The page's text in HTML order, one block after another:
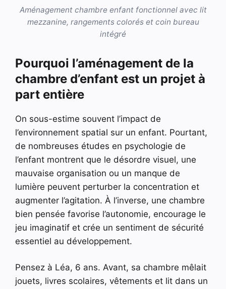
Aménagement chambre enfant fonctionnel avec lit
mezzanine, rangements colorés et coin bureau
intégré
Pourquoi l’aménagement de la
chambre d’enfant est un projet à
part entière
On sous-estime souvent l’impact de
l’environnement spatial sur un enfant. Pourtant,
de nombreuses études en psychologie de
l’enfant montrent que le désordre visuel, une
mauvaise organisation ou un manque de
lumière peuvent perturber la concentration et
augmenter l’agitation. À l’inverse, une chambre
bien pensée favorise l’autonomie, encourage le
jeu imaginatif et crée un sentiment de sécurité
essentiel au développement.
Pensez à Léa, 6 ans. Avant, sa chambre mêlait
jouets, livres scolaires, vêtements et lit dans un